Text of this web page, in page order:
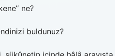
ne?
buldunuz?